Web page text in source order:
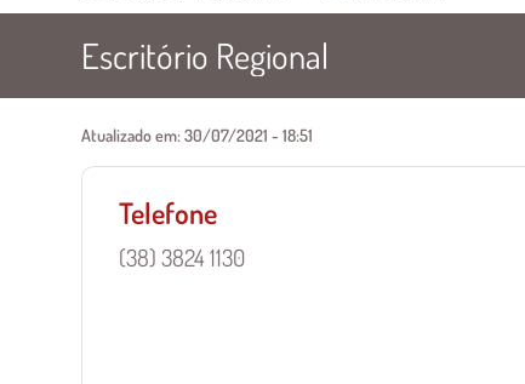
Escritório Regional
Conteúdo Principal
Atualizado em: 30/07/2021 - 18:51
Telefone
(38) 3824 1130